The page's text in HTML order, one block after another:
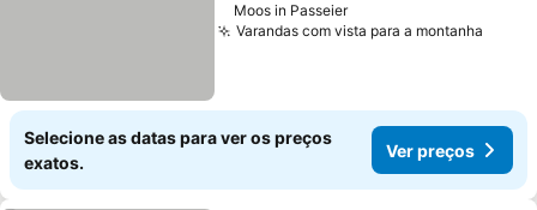
Moos in Passeier
Varandas com vista para a montanha
Selecione as datas para ver os preços
exatos.
Ver preços